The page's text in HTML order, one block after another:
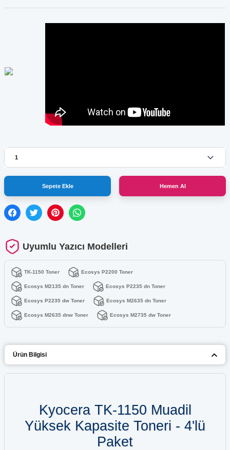
Sepete Ekle Hemen Al
Uyumlu Yazıcı Modelleri
TK-1150 Toner Ecosys P2200 Toner
Ecosys M2135 dn Toner Ecosys P2235 dn Toner
Ecosys P2235 dw Toner Ecosys M2635 dn Toner
Ecosys M2635 dnw Toner Ecosys M2735 dw Toner
Ürün Bilgisi
Kyocera TK-1150 Muadil
Yüksek Kapasite Toneri - 4'lü
Paket